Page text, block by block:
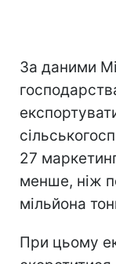
За даними
27
менше, ніж
мільйона
При цьому